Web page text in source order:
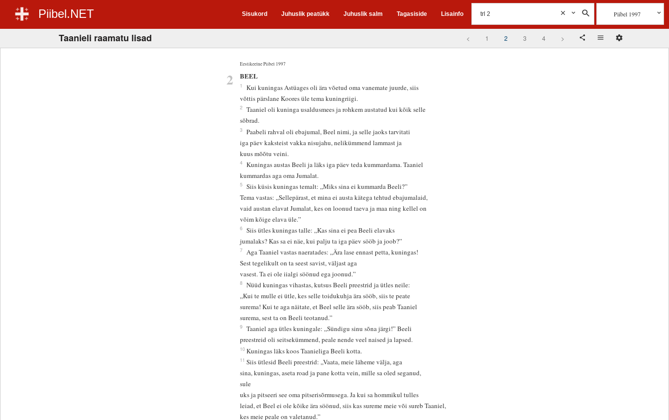
Piibel.NET Sisukord Juhuslik peatükk Juhuslik salm Tagasiside Lisainfo Piibel 1997
Taanieli raamatu lisad < 1 2 3 4 >
Eestikeelne Piibel 1997
2 BEEL
1
Kui kuningas Astüages oli ära võetud oma vanemate juurde, siis
võttis pärslane Koores üle tema kuningriigi.
2 Taaniel oli kuninga usaldusmees ja rohkem austatud kui kõik selle
sõbrad.
3 Paabeli rahval oli ebajumal, Beel nimi, ja selle jaoks tarvitati
iga päev kaksteist vakka nisujahu, nelikümmend lammast ja
kuus mõõtu veini.
4 Kuningas austas Beeli ja läks iga päev teda kummardama. Taaniel
kummardas aga oma Jumalat.
5 Siis küsis kuningas temalt: „Miks sina ei kummarda Beeli?”
Tema vastas: „Sellepärast, et mina ei austa kätega tehtud ebajumalaid,
vaid austan elavat Jumalat, kes on loonud taeva ja maa ning kellel on
võim kõige elava üle.”
6 Siis ütles kuningas talle: „Kas sina ei pea Beeli elavaks
jumalaks? Kas sa ei näe, kui palju ta iga päev sööb ja joob?”
7 Aga Taaniel vastas naeratades: „Ära lase ennast petta, kuningas!
Sest tegelikult on ta seest savist, väljast aga
vasest. Ta ei ole iialgi söönud ega joonud.”
8 Nüüd kuningas vihastas, kutsus Beeli preestrid ja ütles neile:
„Kui te mulle ei ütle, kes selle toidukuhja ära sööb, siis te peate
surema! Kui te aga näitate, et Beel selle ära sööb, siis peab Taaniel
surema, sest ta on Beeli teotanud.”
9 Taaniel aga ütles kuningale: „Sündigu sinu sõna järgi!” Beeli
preestreid oli seitsekümmend, peale nende veel naised ja lapsed.
10 Kuningas läks koos Taanieliga Beeli kotta.
11 Siis ütlesid Beeli preestrid: „Vaata, meie läheme välja, aga
sina, kuningas, aseta road ja pane kotta vein, mille sa oled seganud,
sule
uks ja pitseeri see oma pitserisõrmusega. Ja kui sa hommikul tulles
leiad, et Beel ei ole kõike ära söönud, siis kas sureme meie või sureb Taaniel,
kes meie peale on valetanud.”